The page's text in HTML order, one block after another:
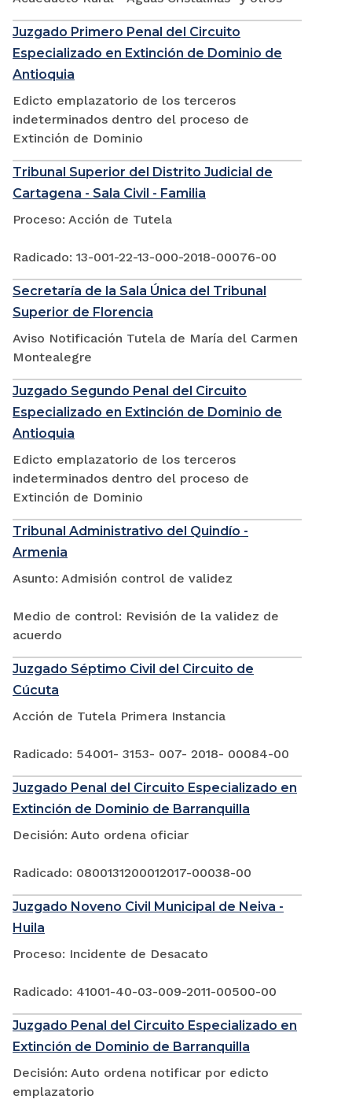
Juzgado Primero Penal del Circuito
Especializado en Extinción de Dominio de
Antioquia
Edicto emplazatorio de los terceros
indeterminados dentro del proceso de
Extinción de Dominio
Tribunal Superior del Distrito Judicial de
Cartagena - Sala Civil - Familia
Proceso: Acción de Tutela
Radicado: 13-001-22-13-000-2018-00076-00
Secretaría de la Sala Única del Tribunal
Superior de Florencia
Aviso Notificación Tutela de María del Carmen
Montealegre
Juzgado Segundo Penal del Circuito
Especializado en Extinción de Dominio de
Antioquia
Edicto emplazatorio de los terceros
indeterminados dentro del proceso de
Extinción de Dominio
Tribunal Administrativo del Quindío -
Armenia
Asunto: Admisión control de validez
Medio de control: Revisión de la validez de
acuerdo
Juzgado Séptimo Civil del Circuito de
Cúcuta
Acción de Tutela Primera Instancia
Radicado: 54001- 3153- 007- 2018- 00084-00
Juzgado Penal del Circuito Especializado en
Extinción de Dominio de Barranquilla
Decisión: Auto ordena oficiar
Radicado: 0800131200012017-00038-00
Juzgado Noveno Civil Municipal de Neiva -
Huila
Proceso: Incidente de Desacato
Radicado: 41001-40-03-009-2011-00500-00
Juzgado Penal del Circuito Especializado en
Extinción de Dominio de Barranquilla
Decisión: Auto ordena notificar por edicto
emplazatorio